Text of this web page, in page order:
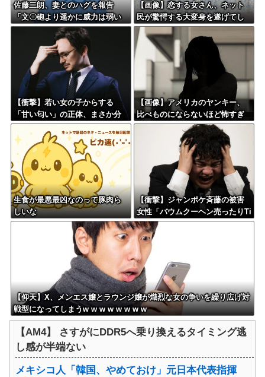
佐藤二朗、妻とのハグを報告
「文〇砲より遥かに威力は弱い
が、僕のノロケ砲をお見舞いす
【画像】恋する女さん、ネット
民が驚愕する大変身を遂げてし
まう←コレは凄過ぎるw w w w
w w w w
【衝撃】若い女の子からする
「甘い匂い」の正体、まさか分
からないDTなんておらんよな？
よな？w w w w w w w w w w w
【画像】アメリカのヤンキー、
比べものにならないほど怖すぎ
る・・・
生食が最悪最凶なのって豚肉ら
しいな
【衝撃】ジャンポケ斉藤の被害
女性「バウムクーヘン売ったりTi
kTokライブしててムカついたか
ら示談しなかった」←コレって
さ…
【仰天】X、メンエス嬢とラウンジ嬢が熾烈な女の争いを繰り広げ対
戦型になってしまうw w w w w w w w
【AM4】 さすがにDDR5へ乗り換えるタイミング逃
し感が半端ない
メキシコ人「韓国、やめておけ」元日本代表指揮